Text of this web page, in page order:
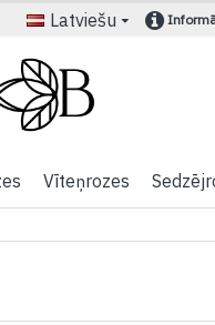
Latviešu
Vīteņrozes